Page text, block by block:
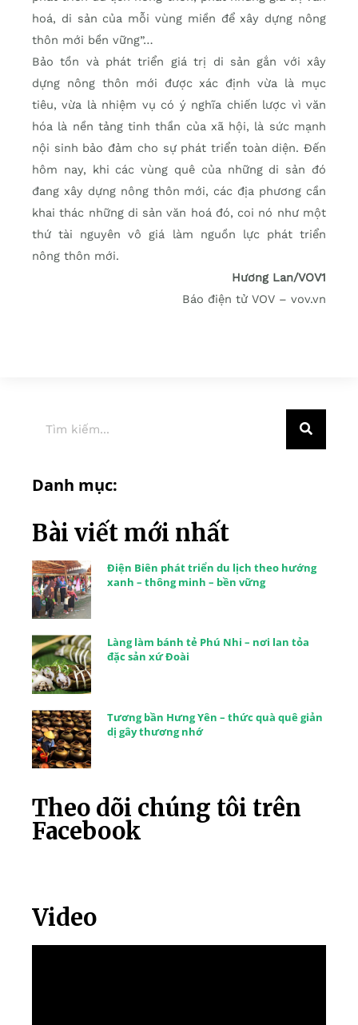
hoá, di sản của mỗi vùng miền để xây dựng nông
thôn mới bền vững”…
Bảo tồn và phát triển giá trị di sản gắn với xây
dựng nông thôn mới được xác định vừa là mục
tiêu, vừa là nhiệm vụ có ý nghĩa chiến lược vì văn
hóa là nền tảng tinh thần của xã hội, là sức mạnh
nội sinh bảo đảm cho sự phát triển toàn diện. Đến
hôm nay, khi các vùng quê của những di sản đó
đang xây dựng nông thôn mới, các địa phương cần
khai thác những di sản văn hoá đó, coi nó như một
thứ tài nguyên vô giá làm nguồn lực phát triển
nông thôn mới.
Hương Lan/VOV1
Báo điện tử VOV – vov.vn
Danh mục:
Bài viết mới nhất
Điện Biên phát triển du lịch theo hướng
xanh – thông minh – bền vững
Làng làm bánh tẻ Phú Nhi – nơi lan tỏa
đặc sản xứ Đoài
Tương bần Hưng Yên – thức quà quê giản
dị gây thương nhớ
Theo dõi chúng tôi trên
Facebook
Video